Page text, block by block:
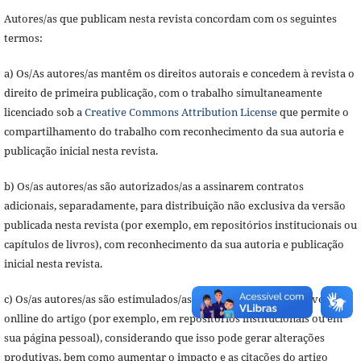
Autores/as que publicam nesta revista concordam com os seguintes
termos:
a) Os/As autores/as mantêm os direitos autorais e concedem à revista o
direito de primeira publicação, com o trabalho simultaneamente
licenciado sob a Creative Commons Attribution Licenseque permite o
compartilhamento do trabalho com reconhecimento da sua autoria e
publicação inicial nesta revista.
b) Os/as autores/as são autorizados/as a assinarem contratos
adicionais, separadamente, para distribuição não exclusiva da versão
publicada nesta revista (por exemplo, em repositórios institucionais ou
capítulos de livros), com reconhecimento da sua autoria e publicação
inicial nesta revista.
c) Os/as autores/as são estimulados/as a publicar e distribuir a versão
onlline do artigo (por exemplo, em repositórios institucionais ou em
sua página pessoal), considerando que isso pode gerar alterações
produtivas, bem como aumentar o impacto e as citações do artigo